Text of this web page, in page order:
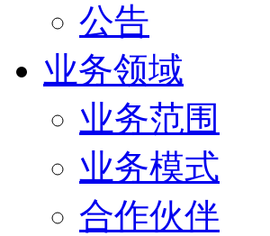
公告
业务领域
业务范围
业务模式
合作伙伴